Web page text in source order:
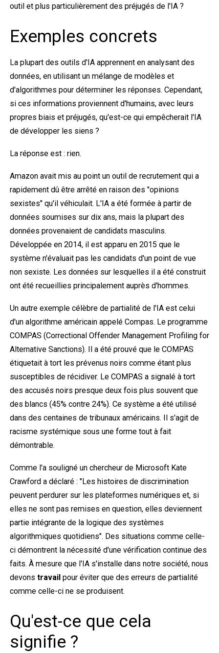
outil et plus particulièrement des préjugés de l'IA ?
Exemples concrets
La plupart des outils d'IA apprennent en analysant des
données, en utilisant un mélange de modèles et
d'algorithmes pour déterminer les réponses. Cependant,
si ces informations proviennent d'humains, avec leurs
propres biais et préjugés, qu'est-ce qui empêcherait l'IA
de développer les siens ?
La réponse est : rien.
Amazon avait mis au point un outil de recrutement qui a
rapidement dû être arrêté en raison des "opinions
sexistes" qu'il véhiculait. L'IA a été formée à partir de
données soumises sur dix ans, mais la plupart des
données provenaient de candidats masculins.
Développée en 2014, il est apparu en 2015 que le
système n'évaluait pas les candidats d'un point de vue
non sexiste. Les données sur lesquelles il a été construit
ont été recueillies principalement auprès d'hommes.
Un autre exemple célèbre de partialité de l'IA est celui
d'un algorithme américain appelé Compas. Le programme
COMPAS (Correctional Offender Management Profiling for
Alternative Sanctions). Il a été prouvé que le COMPAS
étiquetait à tort les prévenus noirs comme étant plus
susceptibles de récidiver. Le COMPAS a signalé à tort
des accusés noirs presque deux fois plus souvent que
des blancs (45% contre 24%). Ce système a été utilisé
dans des centaines de tribunaux américains. Il s'agit de
racisme systémique sous une forme tout à fait
démontrable.
Comme l'a souligné un chercheur de Microsoft Kate
Crawford a déclaré : "Les histoires de discrimination
peuvent perdurer sur les plateformes numériques et, si
elles ne sont pas remises en question, elles deviennent
partie intégrante de la logique des systèmes
algorithmiques quotidiens". Des situations comme celle-
ci démontrent la nécessité d'une vérification continue des
faits. À mesure que l'IA s'installe dans notre société, nous
devons travail pour éviter que des erreurs de partialité
comme celle-ci ne se produisent.
Qu'est-ce que cela
signifie ?